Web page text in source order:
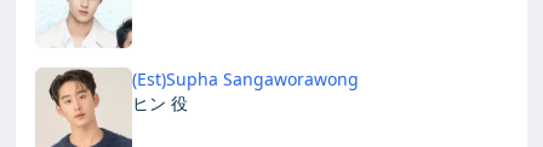
(Est)Supha Sangaworawong
ヒン 役